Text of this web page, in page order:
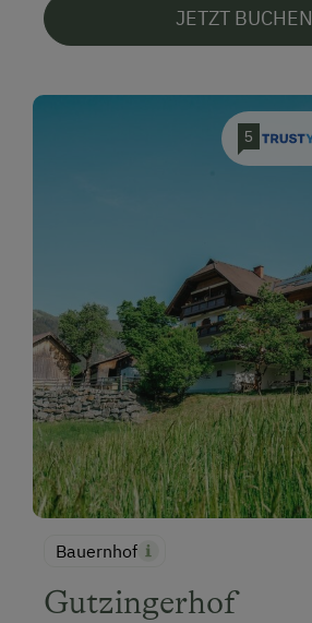
JETZT BUCHEN
5
Bauernhof
Gutzingerhof